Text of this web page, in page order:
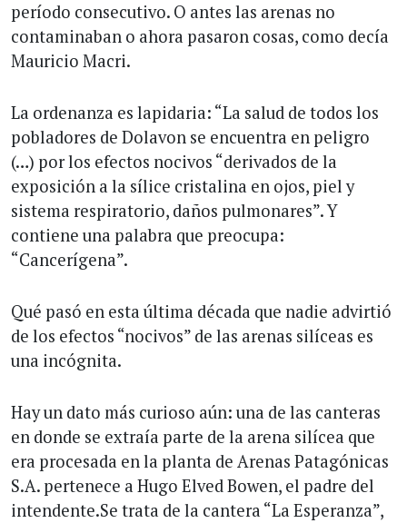
período consecutivo. O antes las arenas no
contaminaban o ahora pasaron cosas, como decía
Mauricio Macri.
La ordenanza es lapidaria: “La salud de todos los
pobladores de Dolavon se encuentra en peligro
(…) por los efectos nocivos “derivados de la
exposición a la sílice cristalina en ojos, piel y
sistema respiratorio, daños pulmonares”. Y
contiene una palabra que preocupa:
“Cancerígena”.
Qué pasó en esta última década que nadie advirtió
de los efectos “nocivos” de las arenas silíceas es
una incógnita.
Hay un dato más curioso aún: una de las canteras
en donde se extraía parte de la arena silícea que
era procesada en la planta de Arenas Patagónicas
S.A. pertenece a Hugo Elved Bowen, el padre del
intendente.Se trata de la cantera “La Esperanza”,